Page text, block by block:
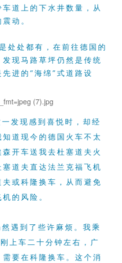
道上的下水井数量，从
动。
处处都有，在前往德国的
现马路草坪仍然是传统
进的“海绵”式道路设
发现感到喜悦时，却经
道现今的德国火车不太
开车送我去杜塞道夫火
道夫直达法兰克福飞机
或科隆换车，从而避免
的风险。
遇到了些许麻烦。我乘
上车二十分钟左右，广
要在科隆换车。这个消